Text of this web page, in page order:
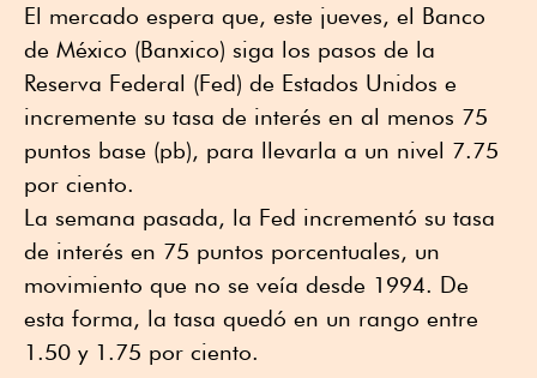
El mercado espera que, este jueves, el Banco
de México (Banxico) siga los pasos de la
Reserva Federal (Fed) de Estados Unidos e
incremente su tasa de interés en al menos 75
puntos base (pb), para llevarla a un nivel 7.75
por ciento.
La semana pasada, la Fed incrementó su tasa
de interés en 75 puntos porcentuales, un
movimiento que no se veía desde 1994. De
esta forma, la tasa quedó en un rango entre
1.50 y 1.75 por ciento.